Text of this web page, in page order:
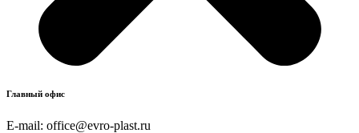
Главный офис
E-mail: office@evro-plast.ru